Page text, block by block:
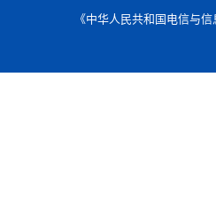
《中华人民共和国电信与